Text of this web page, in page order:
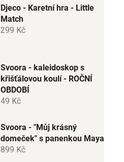
Djeco - Karetní hra - Little
Match
299 Kč
Svoora - kaleidoskop s
křišťálovou koulí - ROČNÍ
OBDOBÍ
49 Kč
Svoora - "Můj krásný
domeček" s panenkou Maya
899 Kč